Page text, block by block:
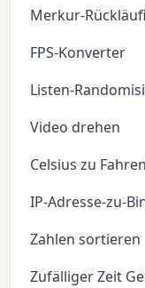
Merkur-
FPS-Konverter
Listen-
Video drehen
Celsius zu
IP-Adresse-zu-
Zahlen sortieren
Zufälliger Zeit